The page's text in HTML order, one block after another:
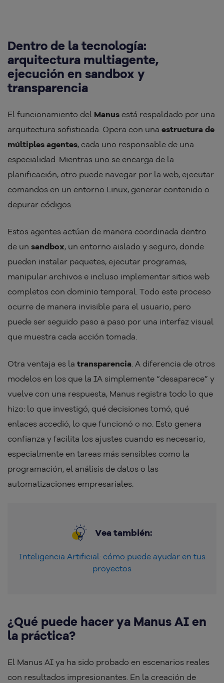
Dentro de la tecnología:
arquitectura multiagente,
ejecución en sandbox y
transparencia
El funcionamiento del Manus está respaldado por una
arquitectura sofisticada. Opera con una estructura de
múltiples agentes, cada uno responsable de una
especialidad. Mientras uno se encarga de la
planificación, otro puede navegar por la web, ejecutar
comandos en un entorno Linux, generar contenido o
depurar códigos.
Estos agentes actúan de manera coordinada dentro
de un sandbox, un entorno aislado y seguro, donde
pueden instalar paquetes, ejecutar programas,
manipular archivos e incluso implementar sitios web
completos con dominio temporal. Todo este proceso
ocurre de manera invisible para el usuario, pero
puede ser seguido paso a paso por una interfaz visual
que muestra cada acción tomada.
Otra ventaja es la transparencia. A diferencia de otros
modelos en los que la IA simplemente “desaparece” y
vuelve con una respuesta, Manus registra todo lo que
hizo: lo que investigó, qué decisiones tomó, qué
enlaces accedió, lo que funcionó o no. Esto genera
confianza y facilita los ajustes cuando es necesario,
especialmente en tareas más sensibles como la
programación, el análisis de datos o las
automatizaciones empresariales.
Vea también:
Inteligencia Artificial: cómo puede ayudar en tus
proyectos
¿Qué puede hacer ya Manus AI en
la práctica?
El Manus AI ya ha sido probado en escenarios reales
con resultados impresionantes. En la creación de